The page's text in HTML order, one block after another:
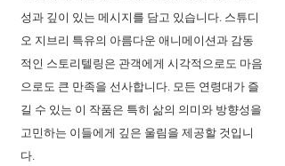
성과 깊이 있는 메시지를 담고 있습니다. 스튜디
오 지브리 특유의 아름다운 애니메이션과 감동
적인 스토리텔링은 관객에게 시각적으로도 마음
으로도 큰 만족을 선사합니다. 모든 연령대가 즐
길 수 있는 이 작품은 특히 삶의 의미와 방향성을
고민하는 이들에게 깊은 울림을 제공할 것입니
다.